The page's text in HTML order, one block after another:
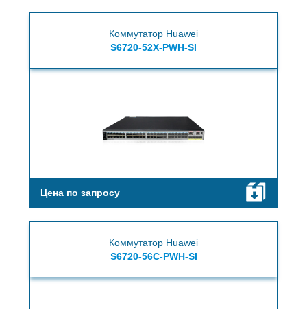
Коммутатор Huawei
S6720-52X-PWH-SI
Цена по запросу
Коммутатор Huawei
S6720-56C-PWH-SI